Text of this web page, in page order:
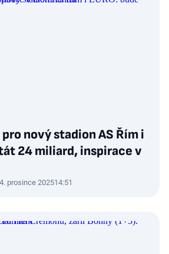
nový stadion AS Řím i
24 miliard, inspirace v
prosince 202514:51